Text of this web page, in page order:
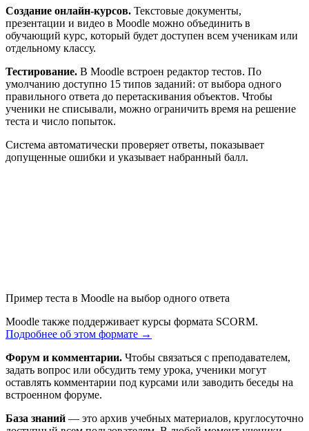
Создание онлайн-курсов. Текстовые документы,
презентации и видео в Moodle можно объединить в
обучающий курс, который будет доступен всем ученикам или
отдельному классу.
Тестирование. В Moodle встроен редактор тестов. По
умолчанию доступно 15 типов заданий: от выбора одного
правильного ответа до перетаскивания объектов. Чтобы
ученики не списывали, можно ограничить время на решение
теста и число попыток.
Система автоматически проверяет ответы, показывает
допущенные ошибки и указывает набранный балл.
Пример теста в Moodle на выбор одного ответа
Moodle также поддерживает курсы формата SCORM.
Подробнее об этом формате →
Форум и комментарии. Чтобы связаться с преподавателем,
задать вопрос или обсудить тему урока, ученики могут
оставлять комментарии под курсами или заводить беседы на
встроенном форуме.
База знаний — это архив учебных материалов, круглосуточно